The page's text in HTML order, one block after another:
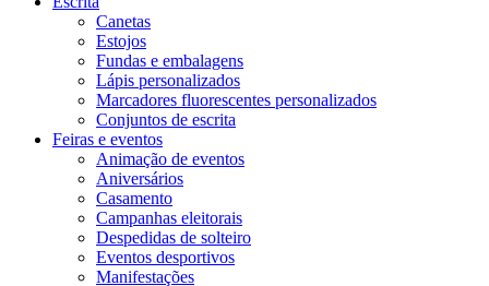
Canetas
Estojos
Fundas e embalagens
Lápis personalizados
Marcadores fluorescentes personalizados
Conjuntos de escrita
Feiras e eventos
Animação de eventos
Aniversários
Casamento
Campanhas eleitorais
Despedidas de solteiro
Eventos desportivos
Manifestações